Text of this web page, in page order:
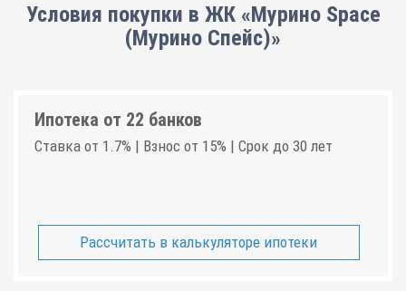
Условия покупки в ЖК «Мурино Space
(Мурино Спейс)»
Ипотека от 22 банков
Ставка от 1.7% | Взнос от 15% | Срок до 30 лет
Рассчитать в калькуляторе ипотеки